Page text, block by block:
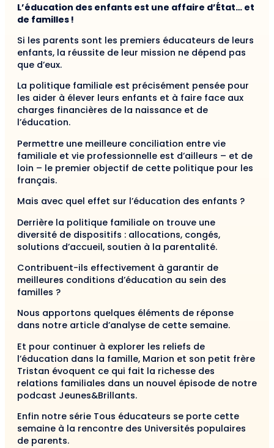
L’éducation des enfants est une affaire d’État… et
de familles !
Si les parents sont les premiers éducateurs de leurs
enfants, la réussite de leur mission ne dépend pas
que d’eux.
La politique familiale est précisément pensée pour
les aider à élever leurs enfants et à faire face aux
charges financières de la naissance et de
l’éducation.
Permettre une meilleure conciliation entre vie
familiale et vie professionnelle est d’ailleurs – et de
loin – le premier objectif de cette politique pour les
français.
Mais avec quel effet sur l’éducation des enfants ?
Derrière la politique familiale on trouve une
diversité de dispositifs : allocations, congés,
solutions d’accueil, soutien à la parentalité.
Contribuent-ils effectivement à garantir de
meilleures conditions d’éducation au sein des
familles ?
Nous apportons quelques éléments de réponse
dans notre article d’analyse de cette semaine.
Et pour continuer à explorer les reliefs de
l’éducation dans la famille, Marion et son petit frère
Tristan évoquent ce qui fait la richesse des
relations familiales dans un nouvel épisode de notre
podcast Jeunes&Brillants.
Enfin notre série Tous éducateurs se porte cette
semaine à la rencontre des Universités populaires
de parents.